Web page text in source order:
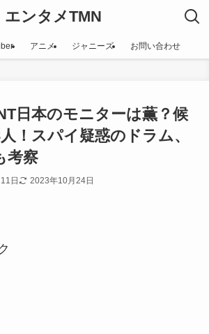
エンタメTMN
アニメ ジャニーズ お問い合わせ
日本のモニターは薫？候
！スパイ疑惑のドラム、
考察
日 2023年10月24日